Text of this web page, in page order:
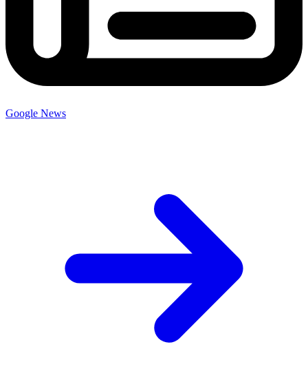
Google News